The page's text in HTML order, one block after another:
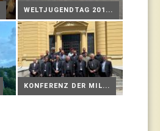
WELTJUGENDTAG 201...
KONFERENZ DER MIL...